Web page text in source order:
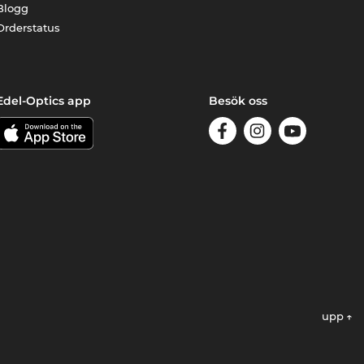
Optics app Besök oss
upp